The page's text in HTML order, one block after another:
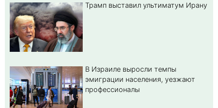
Трамп выставил ультиматум Ирану
В Израиле выросли темпы
эмиграции населения, уезжают
профессионалы